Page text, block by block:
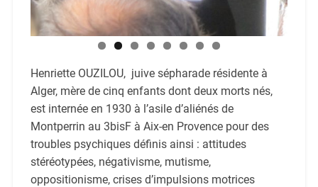
Henriette OUZILOU, juive sépharade résidente à
Alger, mère de cinq enfants dont deux morts nés,
est internée en 1930 à l’asile d’aliénés de
Montperrin au 3bisF à Aix-en Provence pour des
troubles psychiques définis ainsi : attitudes
stéréotypées, négativisme, mutisme,
oppositionisme, crises d’impulsions motrices